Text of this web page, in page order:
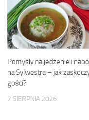
Pomysły na jedzenie i
na Sylwestra – jak
gości?
7 SIERPNIA 2026